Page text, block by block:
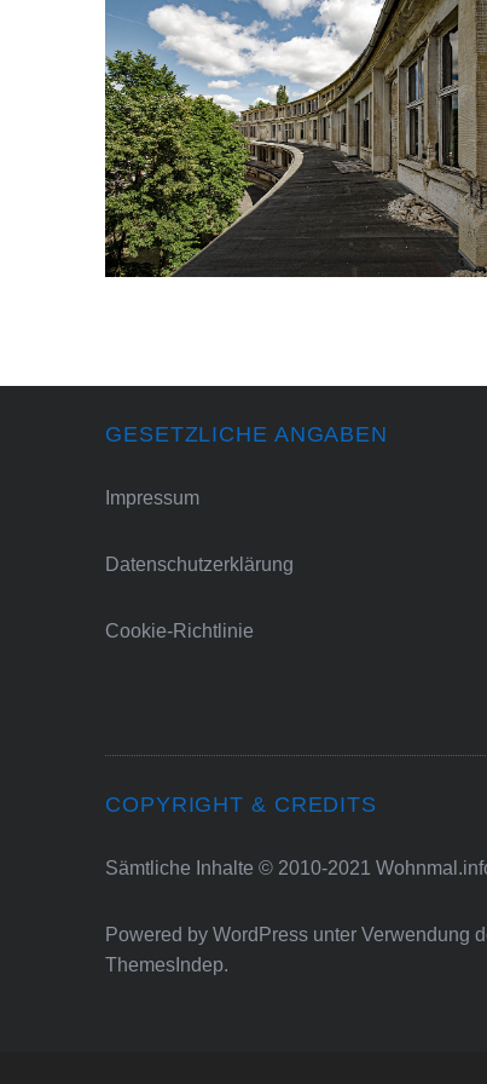
GESETZLICHE ANGABEN
Impressum
Datenschutzerklärung
Cookie-Richtlinie
COPYRIGHT & CREDITS
Sämtliche Inhalte © 2010-2021
Powered by WordPress unter Verwendung
ThemesIndep.